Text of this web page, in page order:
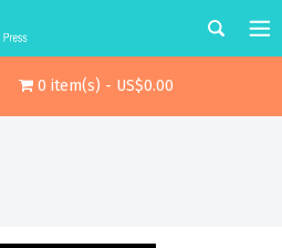
0 item(s) - US$0.00